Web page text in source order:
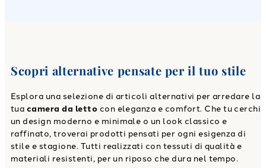
Scopri alternative pensate per il tuo stile
Esplora una selezione di articoli alternativi per arredare la
tua camera da letto con eleganza e comfort. Che tu cerchi
un design moderno e minimale o un look classico e
raffinato, troverai prodotti pensati per ogni esigenza di
stile e stagione. Tutti realizzati con tessuti di qualità e
materiali resistenti, per un riposo che dura nel tempo.